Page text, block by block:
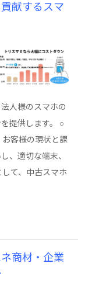
献するスマ
人様のスマホの
提供します。 ○
お客様の現状と課
、適切な端末、
て、中古スマホ
商材・企業